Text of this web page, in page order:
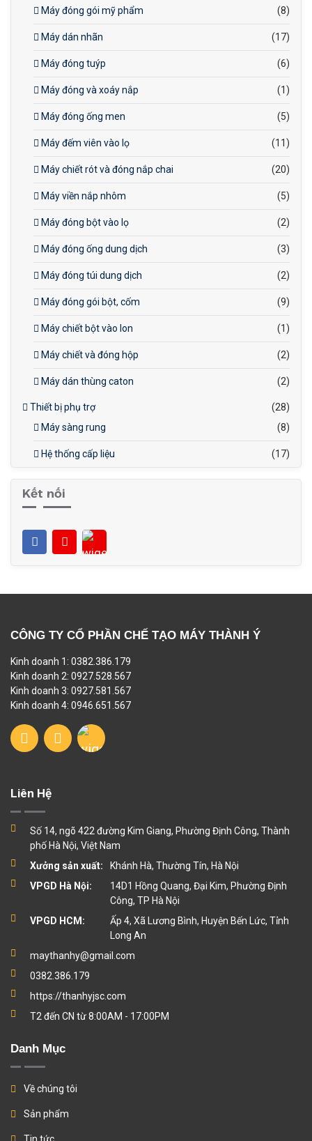
Máy đóng gói mỹ phẩm (8)
Máy dán nhãn (17)
Máy đóng tuýp (6)
Máy đóng và xoáy nắp (1)
Máy đóng ống men (5)
Máy đếm viên vào lọ (11)
Máy chiết rót và đóng nắp chai (20)
Máy viền nắp nhôm (5)
Máy đóng bột vào lọ (2)
Máy đóng ống dung dịch (3)
Máy đóng túi dung dịch (2)
Máy đóng gói bột, cốm (9)
Máy chiết bột vào lon (1)
Máy chiết và đóng hộp (2)
Máy dán thùng caton (2)
Thiết bị phụ trợ
(28)
Máy sàng rung
(8)
Hệ thống cấp liệu (17)
Kết nối
CÔNG TY CỔ PHẦN CHẾ TẠO MÁY THÀNH Ý
Kinh doanh 1: 0382.386.179
Kinh doanh 2: 0927.528.567
Kinh doanh 3: 0927.581.567
Kinh doanh 4: 0946.651.567
Liên Hệ
Số 14, ngõ 422 đường Kim Giang, Phường Định Công, Thành
phố Hà Nội, Việt Nam
Xưởng sản xuất:
Khánh Hà, Thường Tín, Hà Nội
VPGD Hà Nội:
14D1 Hồng Quang, Đại Kim, Phường Định
Công, TP Hà Nội
VPGD HCM:
Ấp 4, Xã Lương Bình, Huyện Bến Lức, Tỉnh
Long An
maythanhy@gmail.com
0382.386.179
https://thanhyjsc.com
T2 đến CN từ 8:00AM - 17:00PM
Danh Mục
Về chúng tôi
Sản phẩm